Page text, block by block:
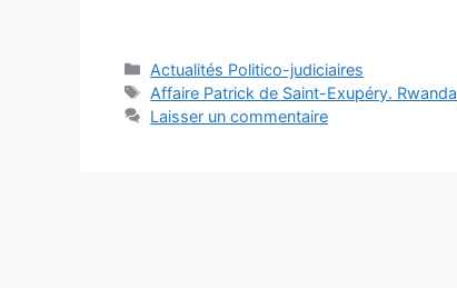
Catégories
Actualités Politico-judiciaires
Étiquettes
Affaire Patrick de Saint-Exupéry. Rwanda
Laisser un commentaire